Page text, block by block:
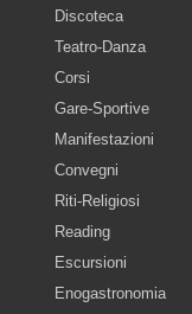
Discoteca
Teatro-Danza
Corsi
Gare-Sportive
Manifestazioni
Convegni
Riti-Religiosi
Reading
Escursioni
Enogastronomia